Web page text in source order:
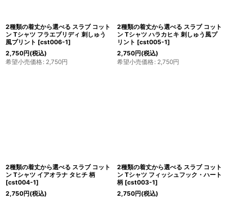
2種類の着丈から選べる スラブ コット
ン Tシャツ フラエブリディ 刺しゅう
風プリント [cst006-1]
2,750円(税込)
希望小売価格: 2,750円
2種類の着丈から選べる スラブ コット
ン Tシャツ ハラカヒキ 刺しゅう風プ
リント [cst005-1]
2,750円(税込)
希望小売価格: 2,750円
2種類の着丈から選べる スラブ コット
ン Tシャツ イアオラナ タヒチ 柄
[cst004-1]
2,750円(税込)
2種類の着丈から選べる スラブ コット
ン Tシャツ フィッシュフック・ハート
柄 [cst003-1]
2,750円(税込)